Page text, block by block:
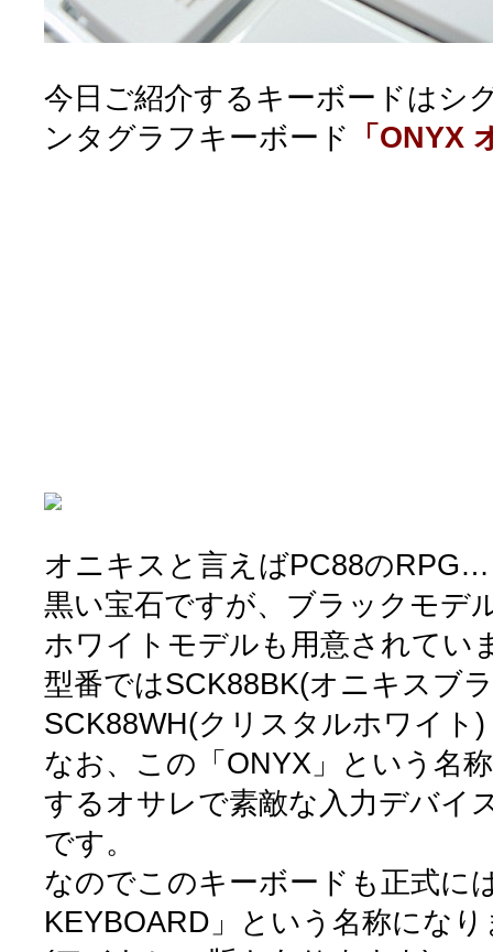
今日ご紹介するキーボードはシ
ンタグラフキーボード
「ONYX
オニキスと言えばPC88の
黒い宝石ですが、ブラックモデ
ホワイトモデルも用意されてい
型番ではSCK88BK(オニキスブ
SCK88WH(クリスタルホワイト)
なお、この「ONYX」という名
するオサレで素敵な入力デバイ
です。
なのでこのキーボードも正式に
KEYBOARD」という名称にな